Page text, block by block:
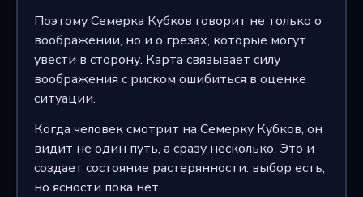
Поэтому Семерка Кубков говорит не только о
воображении, но и о грезах, которые могут
увести в сторону. Карта связывает силу
воображения с риском ошибиться в оценке
ситуации.
Когда человек смотрит на Семерку Кубков, он
видит не один путь, а сразу несколько. Это и
создает состояние растерянности: выбор есть,
но ясности пока нет.